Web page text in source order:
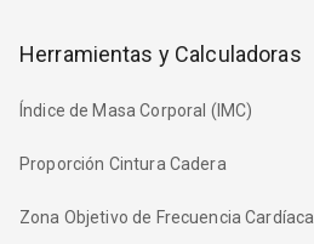
Herramientas y Calculadoras
Índice de Masa Corporal (IMC)
Proporción Cintura Cadera
Zona Objetivo de Frecuencia Cardíaca